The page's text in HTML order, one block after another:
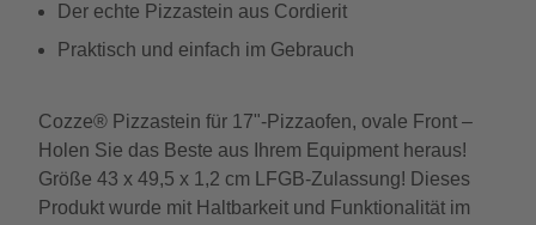
Der echte Pizzastein aus Cordierit
Praktisch und einfach im Gebrauch
Cozze® Pizzastein für 17"-Pizzaofen, ovale Front –
Holen Sie das Beste aus Ihrem Equipment heraus!
Größe 43 x 49,5 x 1,2 cm LFGB-Zulassung! Dieses
Produkt wurde mit Haltbarkeit und Funktionalität im